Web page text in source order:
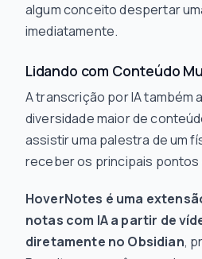
algum conceito despertar
imediatamente.
Lidando com Conteúdo
A transcrição por IA também
diversidade maior de
assistir uma palestra de um
receber os principais pontos
HoverNotes é uma
notas com IA a partir de
diretamente no Obsidian,